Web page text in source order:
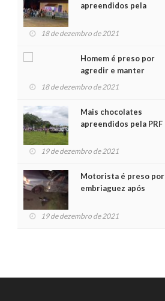
apreendidos pela
para crianças na
18 de dezembro de 2021
Homem é preso por
agredir e manter
mulher em cárcere
18 de dezembro de 2021
Mais chocolates
apreendidos pela PRF
crianças no Natal
19 de dezembro de 2021
Motorista é preso por
embriaguez após
feridos
19 de dezembro de 2021